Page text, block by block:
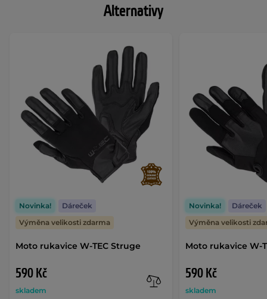
Alternativy
Moto rukavice W-TEC Struge
590 Kč
skladem
Novinka!
Dáreček
Výměna velikosti zdarma
Moto rukavice W-
590 Kč
skladem
Novinka!
Dáreček
Výměna velikosti